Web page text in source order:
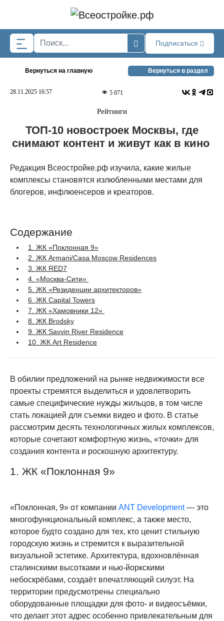
Подписаться
Вернуться на главную Вернуться в раздел
28.11.2025 16:57 5 071
Рейтинги
ТОП-10 новостроек Москвы, где
снимают контент и живут как в кино
Редакция Всеостройке.рф изучила, какие жилые
комплексы становятся излюбленными местами для
блогеров, инфлюенсеров и креаторов.
Содержание
1. ЖК «Поклонная 9»
2. ЖК Armani/Casa Moscow Residences
3. ЖК RED7
4. «Москва-Сити»
5. ЖК «Резиденции архитекторов»
6. ЖК Capital Towers
7. ЖК «Хамовники 12»
8. ЖК Brodsky
9. ЖК Savvin River Residence
10. ЖК Art Residence
В обилии предложений на рынке недвижимости все
проекты стремятся выделиться и удовлетворить
самые специфические нужды жильцов, в том числе
стать локацией для съемки видео и фото. В статье
рассмотрим десять технологичных жилых комплексов,
которые сочетают комфортную жизнь, «точки» для
создания контента и роскошную архитектуру.
1. ЖК «Поклонная 9»
«Поклонная, 9» от компании ANT Development— это
многофункциональный комплекс, а также место,
которое будто создано для тех, кто ценит стильную
городскую жизнь и стремится к выразительной
визуальной эстетике. Архитектура, вдохновлённая
сталинскими высотками и нью-йоркскими
небоскрёбами, создаёт впечатляющий силуэт. На
территории предусмотрены специально
оборудованные площадки для фото- и видеосъёмки,
что делает этот адрес особенно привлекательным для